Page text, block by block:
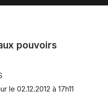
pouvoirs
le 02.12.2012 à 17h11